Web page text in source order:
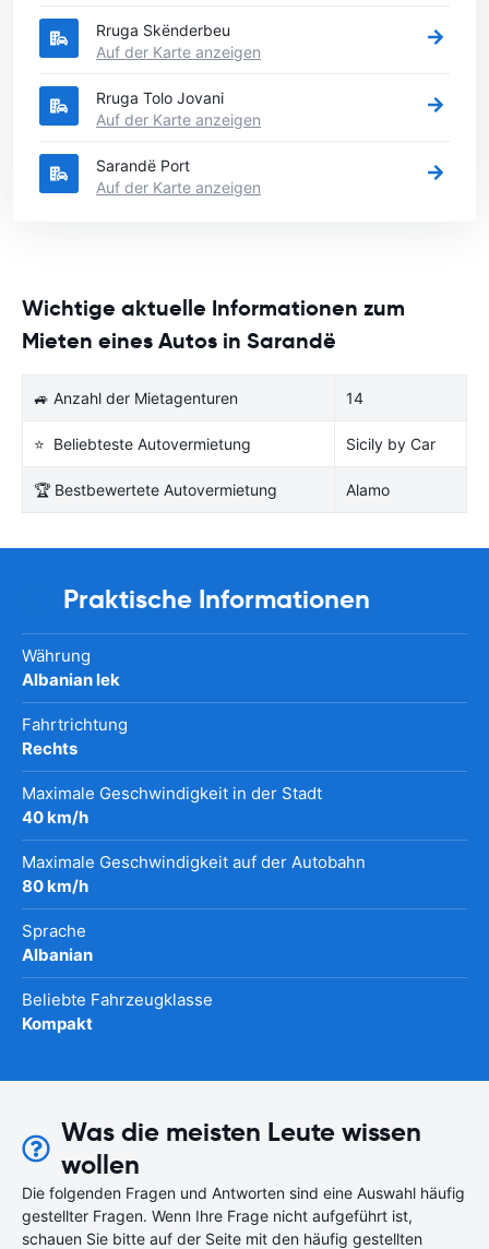
Rruga Skënderbeu
Auf der Karte anzeigen
Rruga Tolo Jovani
Auf der Karte anzeigen
Sarandë Port
Auf der Karte anzeigen
Wichtige aktuelle Informationen zum
Mieten eines Autos in Sarandë
🚙 Anzahl der Mietagenturen 14
⭐ Beliebteste Autovermietung Sicily by Car
🏆 Bestbewertete Autovermietung Alamo
Praktische Informationen
Währung
Albanian lek
Fahrtrichtung
Rechts
Maximale Geschwindigkeit in der Stadt
40 km/h
Maximale Geschwindigkeit auf der Autobahn
80 km/h
Sprache
Albanian
Beliebte Fahrzeugklasse
Kompakt
Was die meisten Leute wissen
wollen
Die folgenden Fragen und Antworten sind eine Auswahl häufig
gestellter Fragen. Wenn Ihre Frage nicht aufgeführt ist,
schauen Sie bitte auf der Seite mit den häufig gestellten